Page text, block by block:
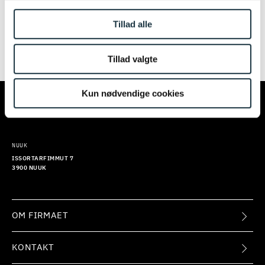
Tillad alle
Tillad valgte
Kun nødvendige cookies
igen senere. Vi beklager ulejligheden.
TILMELD
1560 KØBENHAVN V
EUROPAPLADS 8
8000 AARHUS C
NUUK
ISSORTARFIMMUT 7
3900 NUUK
OM FIRMAET
KONTAKT